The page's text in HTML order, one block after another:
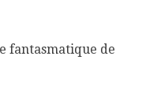
fantasmatique de